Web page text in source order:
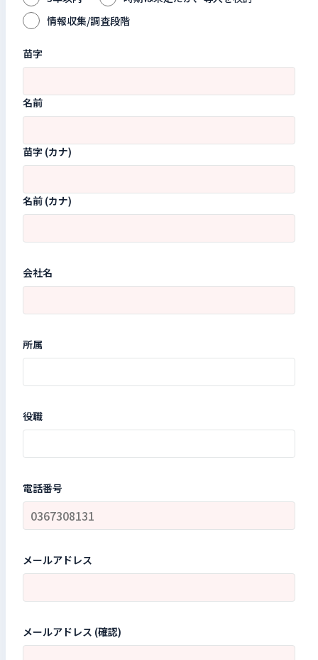
情報収集/調査段階
苗字
名前
苗字 (カナ)
名前 (カナ)
会社名
所属
役職
電話番号
メールアドレス
メールアドレス (確認)